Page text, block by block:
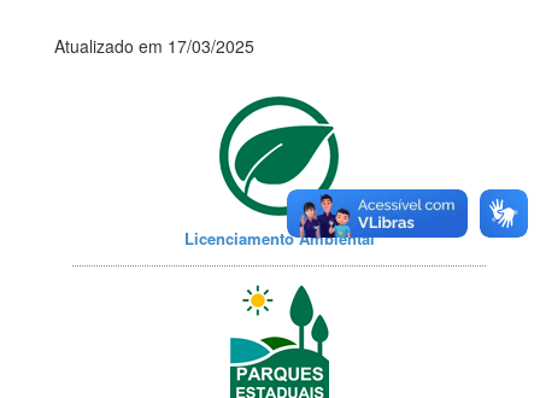
Atualizado em 17/03/2025
Licenciamento Ambiental